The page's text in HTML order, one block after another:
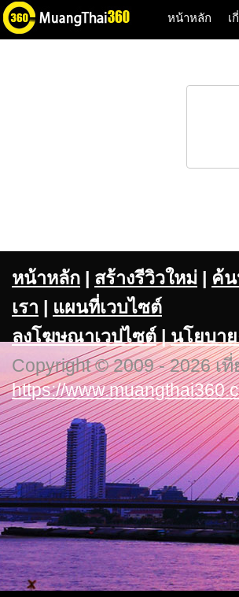
หน้าหลัก เ
หน้าหลัก | สร้างรีวิวใหม่ | ค้น
เรา | แผนที่เวบไซต์
ลงโฆษณาเวปไซต์ | นโยบา
Copyright © 2009 - 2026 เ
https://